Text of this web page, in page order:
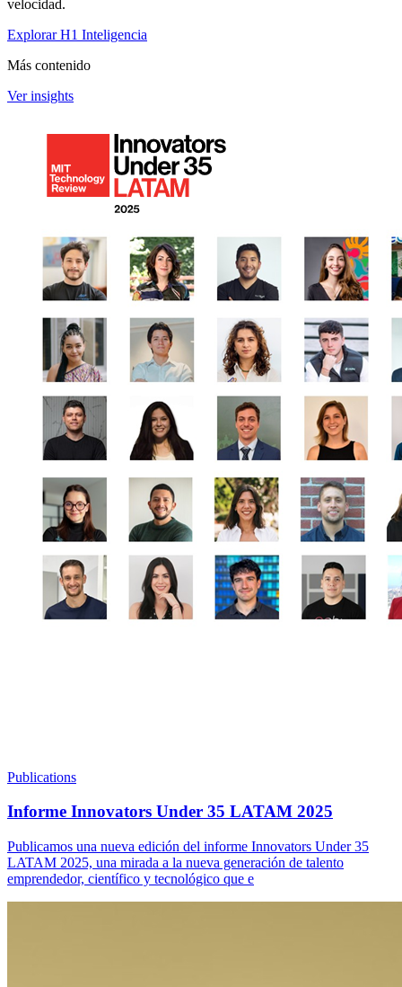
velocidad.
Explorar H1 Inteligencia
Más contenido
Ver insights
Publications
Informe Innovators Under 35 LATAM 2025
Publicamos una nueva edición del informe Innovators Under 35
LATAM 2025, una mirada a la nueva generación de talento
emprendedor, científico y tecnológico que e